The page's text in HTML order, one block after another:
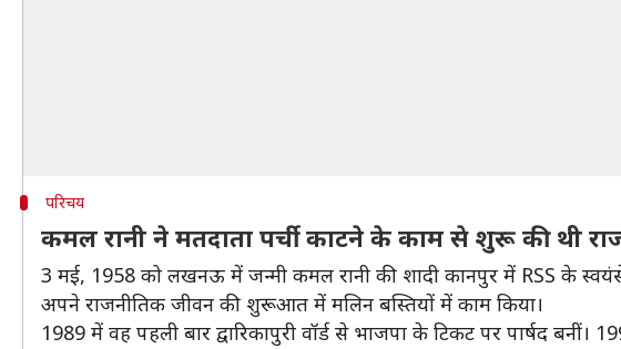
परिचय
कमल रानी ने मतदाता पर्ची काटने के काम से शुरू की थी
3 मई, 1958 को लखनऊ में जन्मी कमल रानी की शादी कानपुर में RSS के
अपने राजनीतिक जीवन की शुरूआत में मलिन बस्तियों में काम किया।
1989 में वह पहली बार द्वारिकापुरी वॉर्ड से भाजपा के टिकट पर पार्षद